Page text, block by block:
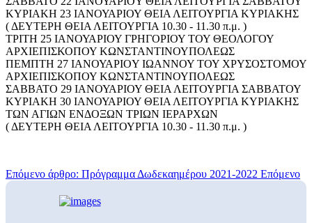
ΚΥΡΙΑΚΗ 23 ΙΑΝΟΥΑΡΙΟΥ ΘΕΙΑ ΛΕΙΤΟΥΡΓΙΑ ΚΥΡΙΑΚΗΣ
( ΔΕΥΤΕΡΗ ΘΕΙΑ ΛΕΙΤΟΥΡΓΙΑ 10.30 - 11.30 π.μ. )
ΤΡΙΤΗ 25 ΙΑΝΟΥΑΡΙΟΥ ΓΡΗΓΟΡΙΟΥ ΤΟΥ ΘΕΟΛΟΓΟΥ
ΑΡΧΙΕΠΙΣΚΟΠΟΥ ΚΩΝΣΤΑΝΤΙΝΟΥΠΟΛΕΩΣ
ΠΕΜΠΤΗ 27 ΙΑΝΟΥΑΡΙΟY ΙΩΑΝΝΟΥ ΤΟΥ ΧΡΥΣΟΣΤΟΜΟΥ
ΑΡΧΙΕΠΙΣΚΟΠΟΥ ΚΩΝΣΤΑΝΤΙΝΟΥΠΟΛΕΩΣ
ΣΑΒΒΑΤΟ 29 ΙΑΝΟΥΑΡΙΟΥ ΘΕΙΑ ΛΕΙΤΟΥΡΓΙΑ ΣΑΒΒΑΤΟΥ
ΚΥΡΙΑΚΗ 30 ΙΑΝΟΥΑΡΙΟΥ ΘΕΙΑ ΛΕΙΤΟΥΡΓΙΑ ΚΥΡΙΑΚΗΣ
ΤΩΝ ΑΓΙΩΝ ΕΝΔΟΞΩΝ ΤΡΙΩΝ ΙΕΡΑΡΧΩΝ
( ΔΕΥΤΕΡΗ ΘΕΙΑ ΛΕΙΤΟΥΡΓΙΑ 10.30 - 11.30 π.μ. )
Επόμενο άρθρο: Πρόγραμμα Δωδεκαημέρου 2021-2022 Επόμενο